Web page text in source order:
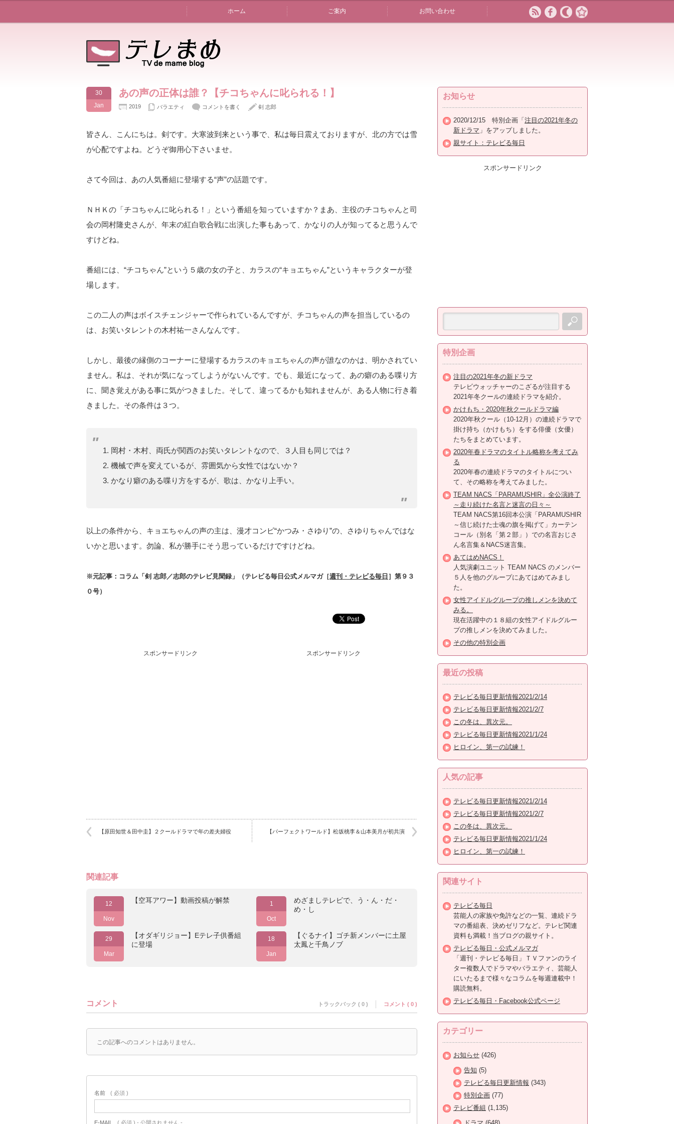
ホーム ご案内 お問い合わせ
30
Jan
あの声の正体は誰？【チコちゃんに叱られる！】
2019 バラエティ コメントを書く 剣 志郎
皆さん、こんにちは。剣です。大寒波到来という事で、私は毎日震えておりますが、北の方では雪
が心配ですよね。どうぞ御用心下さいませ。
さて今回は、あの人気番組に登場する“声”の話題です。
ＮＨＫの「チコちゃんに叱られる！」という番組を知っていますか？まあ、主役のチコちゃんと司
会の岡村隆史さんが、年末の紅白歌合戦に出演した事もあって、かなりの人が知ってると思うんで
すけどね。
番組には、“チコちゃん”という５歳の女の子と、カラスの“キョエちゃん”というキャラクターが登
場します。
この二人の声はボイスチェンジャーで作られているんですが、チコちゃんの声を担当しているの
は、お笑いタレントの木村祐一さんなんです。
しかし、最後の縁側のコーナーに登場するカラスのキョエちゃんの声が誰なのかは、明かされてい
ません。私は、それが気になってしようがないんです。でも、最近になって、あの癖のある喋り方
に、聞き覚えがある事に気がつきました。そして、違ってるかも知れませんが、ある人物に行き着
きました。その条件は３つ。
岡村・木村、両氏が関西のお笑いタレントなので、３人目も同じでは？
機械で声を変えているが、雰囲気から女性ではないか？
かなり癖のある喋り方をするが、歌は、かなり上手い。
以上の条件から、キョエちゃんの声の主は、漫才コンビ“かつみ・さゆり”の、さゆりちゃんではな
いかと思います。勿論、私が勝手にそう思っているだけですけどね。
※元記事：コラム「剣 志郎／志郎のテレビ見聞録」（テレビる毎日公式メルマガ［週刊・テレビる毎日 ］第９３
０号）
スポンサードリンク スポンサードリンク
【原田知世＆田中圭】２クールドラマで年の差夫婦役 【パーフェクトワールド】松坂桃李＆山本美月が初共演
関連記事
12
Nov
【空耳アワー】動画投稿が解禁 1
Oct
めざましテレビで、う・ん・だ・
め・し
29
Mar
【オダギリジョー】Eテレ子供番組
に登場
18
Jan
【ぐるナイ】ゴチ新メンバーに土屋
太鳳と千鳥ノブ
コメント トラックバック ( 0 ) コメント ( 0 )
この記事へのコメントはありません。
名前 ( 必須 )
E-MAIL ( 必須 ) - 公開されません -
お知らせ
2020/12/15 特別企画「 注目の2021年冬の
新ドラマ 」をアップしました。
親サイト：テレビる毎日
スポンサードリンク
特別企画
注目の2021年冬の新ドラマ
テレビウォッチャーのこざるが注目する
2021年冬クールの連続ドラマを紹介。
かけもち・2020年秋クールドラマ編
2020年秋クール（10-12月）の連続ドラマで
掛け持ち（かけもち）をする俳優（女優）
たちをまとめています。
2020年春ドラマのタイトル略称を考えてみ
る
2020年春の連続ドラマのタイトルについ
て、その略称を考えてみました。
TEAM NACS「PARAMUSHIR」全公演終了
～走り続けた名言と迷言の日々～
TEAM NACS第16回本公演「PARAMUSHIR
～信じ続けた士魂の旗を掲げて」カーテン
コール（別名「第２部」）での名言おじさ
ん名言集＆NACS迷言集。
あてはめNACS！
人気演劇ユニット TEAM NACS のメンバー
５人を他のグループにあてはめてみまし
た。
女性アイドルグループの推しメンを決めて
みる。
現在活躍中の１８組の女性アイドルグルー
プの推しメンを決めてみました。
その他の特別企画
最近の投稿
テレビる毎日更新情報2021/2/14
テレビる毎日更新情報2021/2/7
この冬は、異次元。
テレビる毎日更新情報2021/1/24
ヒロイン、第一の試練！
人気の記事
テレビる毎日更新情報2021/2/14
テレビる毎日更新情報2021/2/7
この冬は、異次元。
テレビる毎日更新情報2021/1/24
ヒロイン、第一の試練！
関連サイト
テレビる毎日
芸能人の家族や免許などの一覧、連続ドラ
マの番組表、決めゼリフなど。テレビ関連
資料も満載！当ブログの親サイト。
テレビる毎日・公式メルマガ
「週刊・テレビる毎日」ＴＶファンのライ
ター複数人でドラマやバラエティ、芸能人
にいたるまで様々なコラムを毎週連載中！
購読無料。
テレビる毎日・Facebook公式ページ
カテゴリー
お知らせ (426)
告知 (5)
テレビる毎日更新情報 (343)
特別企画 (77)
テレビ番組 (1,135)